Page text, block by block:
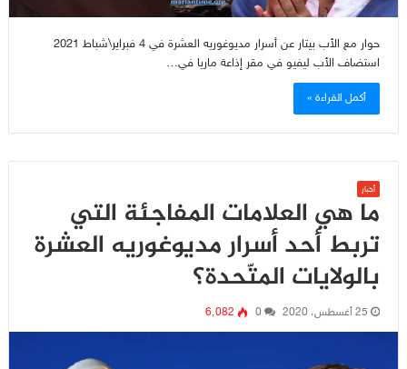
حوار مع الأب بيتار عن أسرار مديوغوريه العشرة في 4 فبراير\شباط 2021
استضاف الأب ليفيو في مقر إذاعة ماريا في…
أكمل القراءة »
أخبار
ما هي العلامات المفاجئة التي
تربط أحد أسرار مديوغوريه العشرة
بالولايات المتّحدة؟
25 أغسطس، 2020 0 6٬082